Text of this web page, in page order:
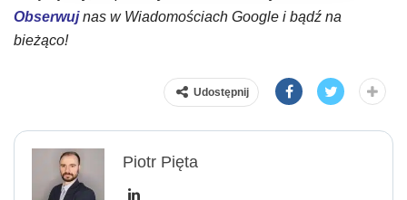
Obserwujnas w Wiadomościach Google i bądź na
bieżąco!
Udostępnij
Piotr Pięta